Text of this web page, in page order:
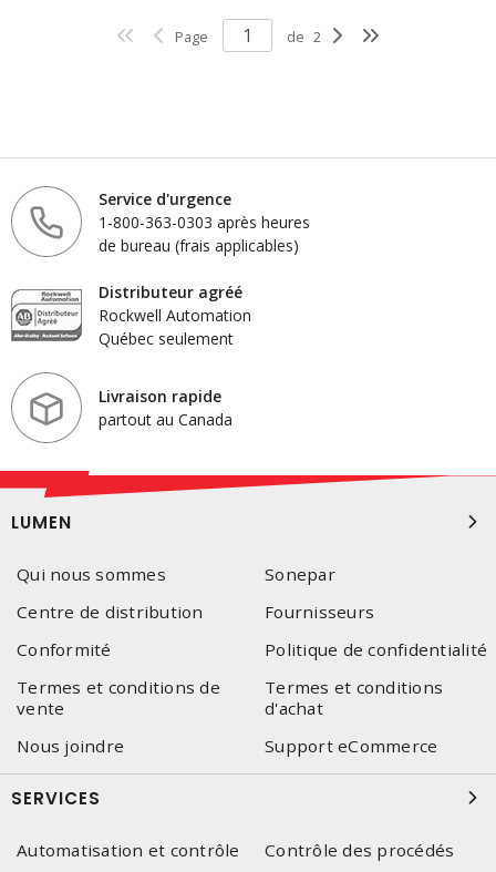
Page de 2
Service d'urgence
1-800-363-0303 après heures
de bureau (frais applicables)
Distributeur agréé
Rockwell Automation
Québec seulement
Livraison rapide
partout au Canada
LUMEN
Qui nous sommes
Sonepar
Centre de distribution
Fournisseurs
Conformité
Politique de confidentialité
Termes et conditions de
vente
Termes et conditions
d'achat
Nous joindre
Support eCommerce
SERVICES
Automatisation et contrôle
Contrôle des procédés